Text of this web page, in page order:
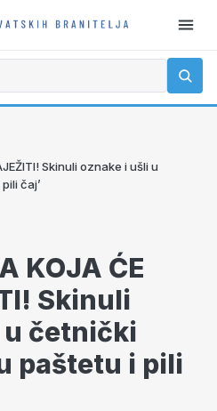
Skinuli oznake i ušli u
čaj’
KOJA ĆE
Skinuli
u četnički
paštetu i pili